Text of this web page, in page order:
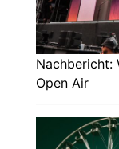
Nachbericht:
Open Air